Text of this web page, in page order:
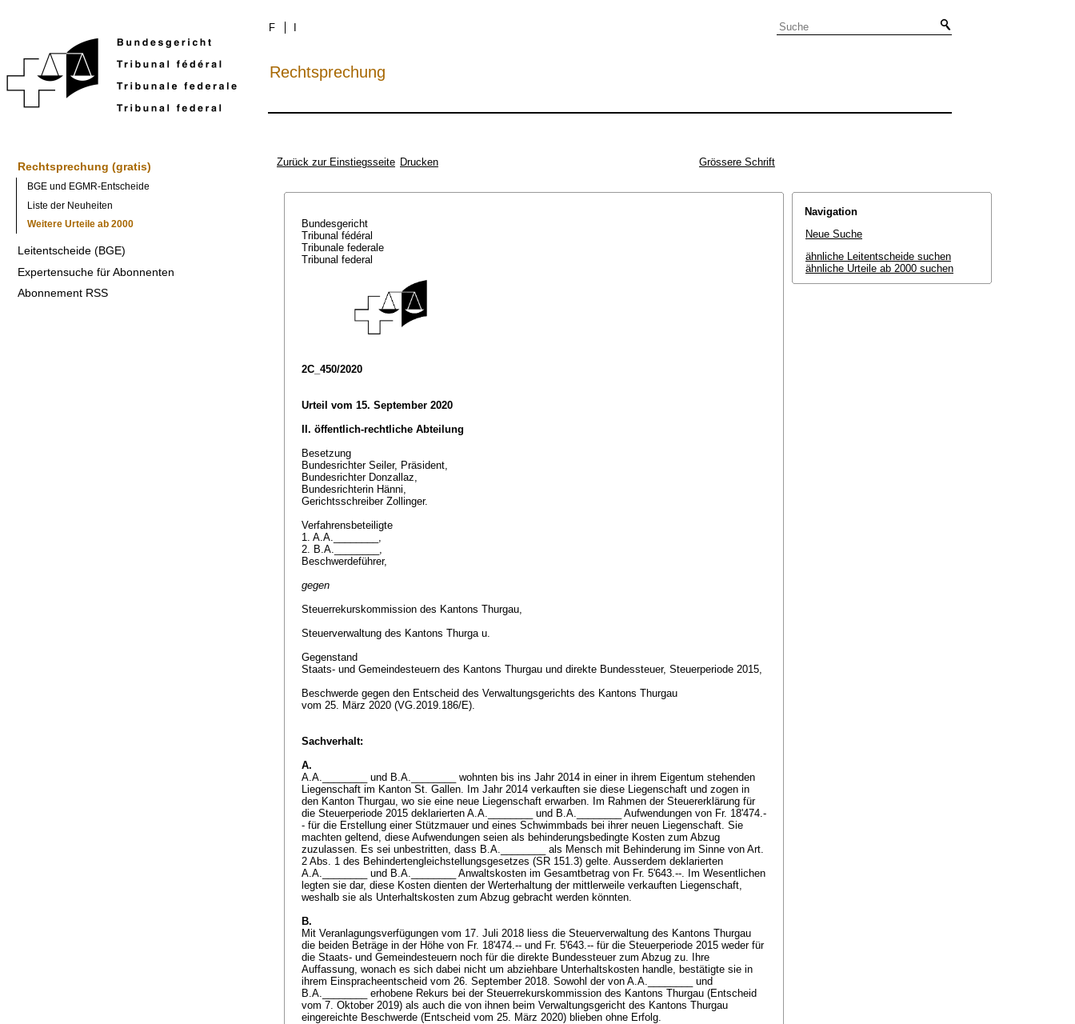
F
Rechtsprechung
Rechtsprechung (gratis)
BGE und EGMR-Entscheide
Liste der Neuheiten
Weitere Urteile ab 2000
Leitentscheide (BGE)
Expertensuche für Abonnenten
Abonnement RSS
Zurück zur Einstiegsseite Drucken Grössere Schrift
Bundesgericht
Tribunal fédéral
Tribunale federale
Tribunal federal
2C_450/2020
Urteil vom 15. September 2020
II. öffentlich-rechtliche Abteilung
Besetzung
Bundesrichter Seiler, Präsident,
Bundesrichter Donzallaz,
Bundesrichterin Hänni,
Gerichtsschreiber Zollinger.
Verfahrensbeteiligte
1. A.A.________,
2. B.A.________,
Beschwerdeführer,
gegen
Steuerrekurskommission des Kantons Thurgau,
Steuerverwaltung des Kantons Thurga u.
Gegenstand
Staats- und Gemeindesteuern des Kantons Thurgau und direkte Bundessteuer, Steuerperiode 2015,
Beschwerde gegen den Entscheid des Verwaltungsgerichts des Kantons Thurgau
vom 25. März 2020 (VG.2019.186/E).
Sachverhalt:
A.
A.A.________ und B.A.________ wohnten bis ins Jahr 2014 in einer in ihrem Eigentum stehenden
Liegenschaft im Kanton St. Gallen. Im Jahr 2014 verkauften sie diese Liegenschaft und zogen in
den Kanton Thurgau, wo sie eine neue Liegenschaft erwarben. Im Rahmen der Steuererklärung für
die Steuerperiode 2015 deklarierten A.A.________ und B.A.________ Aufwendungen von Fr. 18'474.-
- für die Erstellung einer Stützmauer und eines Schwimmbads bei ihrer neuen Liegenschaft. Sie
machten geltend, diese Aufwendungen seien als behinderungsbedingte Kosten zum Abzug
zuzulassen. Es sei unbestritten, dass B.A.________ als Mensch mit Behinderung im Sinne von Art.
2 Abs. 1 des Behindertengleichstellungsgesetzes (SR 151.3) gelte. Ausserdem deklarierten
A.A.________ und B.A.________ Anwaltskosten im Gesamtbetrag von Fr. 5'643.--. Im Wesentlichen
legten sie dar, diese Kosten dienten der Werterhaltung der mittlerweile verkauften Liegenschaft,
weshalb sie als Unterhaltskosten zum Abzug gebracht werden könnten.
B.
Mit Veranlagungsverfügungen vom 17. Juli 2018 liess die Steuerverwaltung des Kantons Thurgau
die beiden Beträge in der Höhe von Fr. 18'474.-- und Fr. 5'643.-- für die Steuerperiode 2015 weder für
die Staats- und Gemeindesteuern noch für die direkte Bundessteuer zum Abzug zu. Ihre
Auffassung, wonach es sich dabei nicht um abziehbare Unterhaltskosten handle, bestätigte sie in
ihrem Einspracheentscheid vom 26. September 2018. Sowohl der von A.A.________ und
B.A.________ erhobene Rekurs bei der Steuerrekurskommission des Kantons Thurgau (Entscheid
vom 7. Oktober 2019) als auch die von ihnen beim Verwaltungsgericht des Kantons Thurgau
eingereichte Beschwerde (Entscheid vom 25. März 2020) blieben ohne Erfolg.
Navigation
Neue Suche
ähnliche Leitentscheide suchen
ähnliche Urteile ab 2000 suchen